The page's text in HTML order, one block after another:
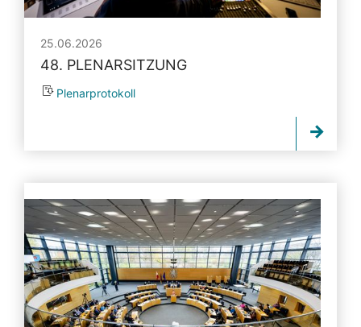
25.06.2026
48. PLENARSITZUNG
Plenarprotokoll